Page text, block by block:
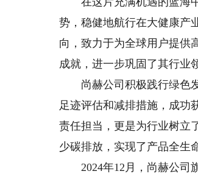
势，稳健地航行在大健康产
向，致力于为全球用户提供
成就，进一步巩固了其行业
尚赫公司积极践行绿色发
足迹评估和减排措施，成功
责任担当，更是为行业树立
少碳排放，实现了产品全生
2024年12月，尚赫公司